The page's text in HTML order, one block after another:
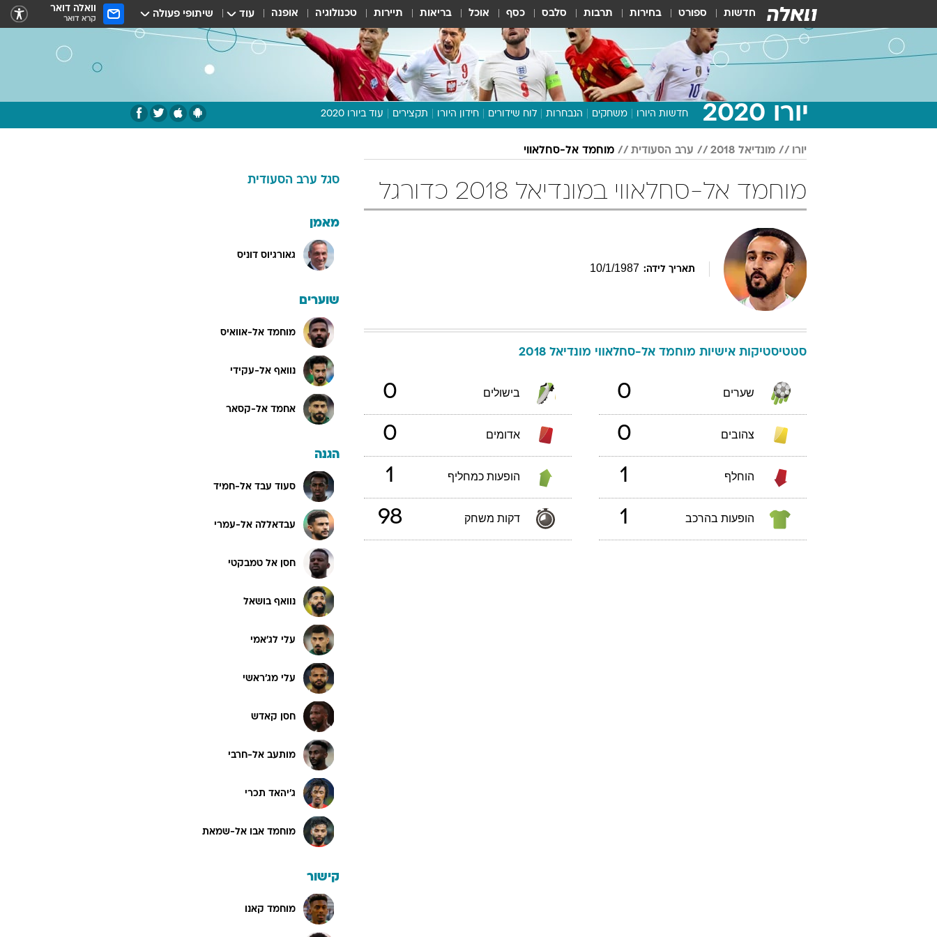
חדשות ספורט בחירות תרבות סלבס כסף אוכל בריאות תיירות טכנולוגיה אופנה עוד שיתופי פעולה וואלה דואר
קרא דואר
יורו 2020 חדשות היורו משחקים הנבחרות לוח שידורים חידון היורו תקצירים עוד ביורו 2020
תכנית היורו
לוח תוצאות
דעות ופרשנויות
יורו מונדיאל 2018 ערב הסעודית מוחמד אל-סחלאווי
מוחמד אל-סחלאווי במונדיאל 2018 כדורגל
תאריך לידה: 10/1/1987
סטטיסטיקות אישיות מוחמד אל-סחלאווי מונדיאל 2018
שערים 0 בישולים 0
צהובים 0 אדומים 0
הוחלף 1 הופעות כמחליף 1
הופעות בהרכב 1 דקות משחק 98
סגל ערב הסעודית
מאמן
גאורגיוס דוניס
שוערים
מוחמד אל-אוואיס
נוואף אל-עקידי
אחמד אל-קסאר
הגנה
סעוד עבד אל-חמיד
עבדאללה אל-עמרי
חסן אל טמבקטי
נוואף בושאל
עלי לג'אמי
עלי מג'ראשי
חסן קאדש
מותעב אל-חרבי
ג'יהאד תכרי
מוחמד אבו אל-שמאת
קישור
מוחמד קאנו